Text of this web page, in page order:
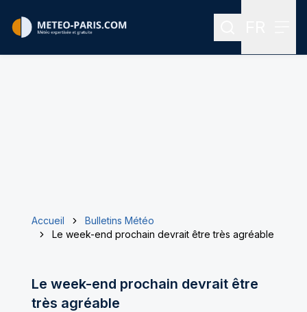
Rechercher
Accueil
Bulletins Météo
Le week-end prochain devrait être très agréable
Le week-end prochain devrait être
très agréable